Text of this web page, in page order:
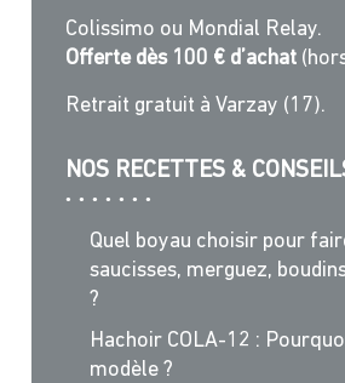
Colissimo ou Mondial Relay.
Offerte dès 100 € d’achat
Retrait gratuit à Varzay (17).
NOS RECETTES &
Quel boyau choisir pour
saucisses, merguez,
?
Hachoir COLA-12 :
modèle ?